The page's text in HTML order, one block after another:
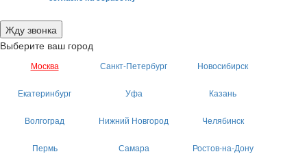
Жду звонка
Выберите ваш город
Москва Санкт-Петербург Новосибирск
Екатеринбург Уфа Казань
Волгоград Нижний Новгород Челябинск
Пермь Самара Ростов-на-Дону